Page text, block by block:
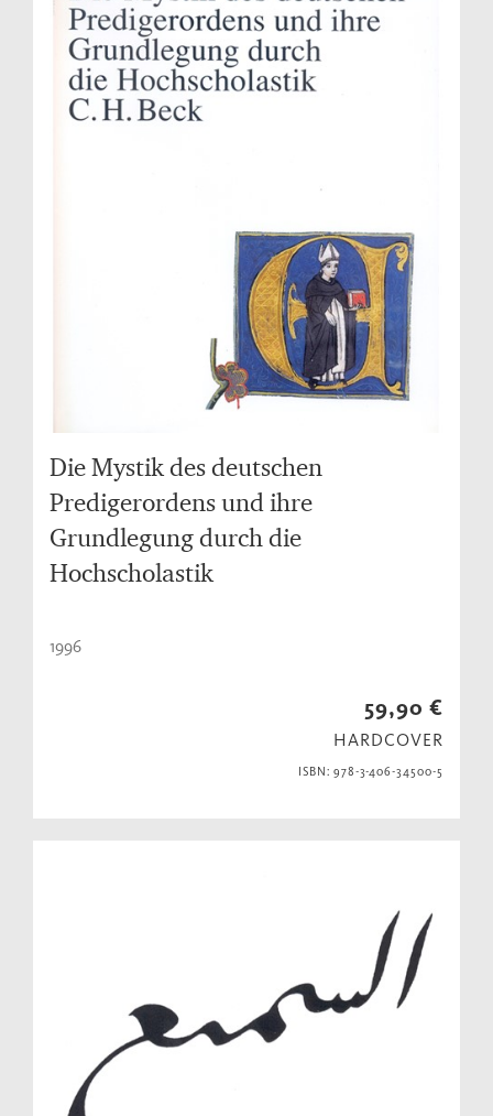
Die Mystik des deutschen
Predigerordens und ihre
Grundlegung durch die
Hochscholastik
1996
59,90 €
HARDCOVER
ISBN: 978-3-406-34500-5